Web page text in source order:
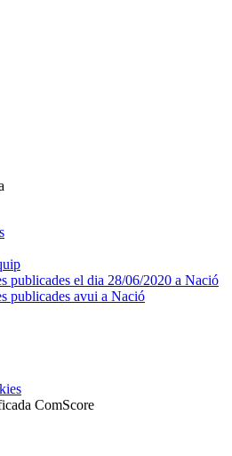
publicades el dia 28/06/2020 a Nació
publicades avui a Nació
ComScore